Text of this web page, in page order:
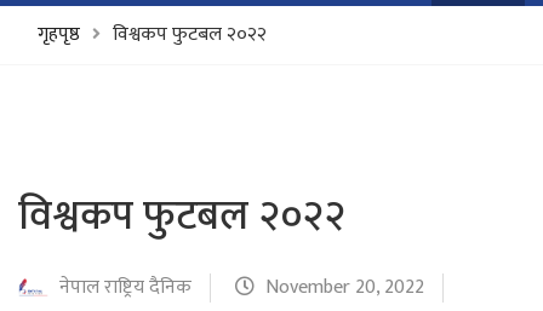
गृहपृष्ठ
विश्वकप फुटबल २०२२
विश्वकप फुटबल २०२२
नेपाल राष्ट्रिय दैनिक November 20, 2022